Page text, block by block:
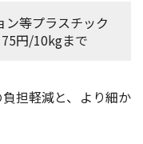
ン等プラスチック
円/10kgまで
担軽減と、より細か